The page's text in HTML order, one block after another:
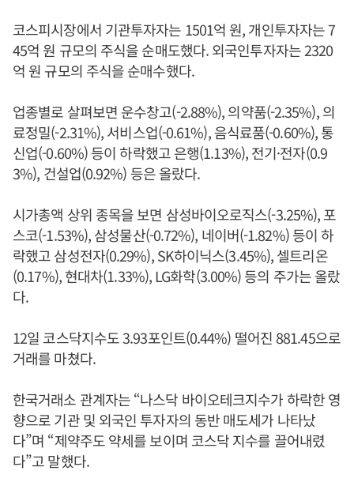
코스피시장에서 기관투자자는 1501억 원, 개인투자자는 7
45억 원 규모의 주식을 순매도했다. 외국인투자자는 2320
억 원 규모의 주식을 순매수했다.
업종별로 살펴보면 운수창고(-2.88%), 의약품(-2.35%), 의
료정밀(-2.31%), 서비스업(-0.61%), 음식료품(-0.60%), 통
신업(-0.60%) 등이 하락했고 은행(1.13%), 전기·전자(0.9
3%), 건설업(0.92%) 등은 올랐다.
시가총액 상위 종목을 보면 삼성바이오로직스(-3.25%), 포
스코(-1.53%), 삼성물산(-0.72%), 네이버(-1.82%) 등이 하
락했고 삼성전자(0.29%), SK하이닉스(3.45%), 셀트리온
(0.17%), 현대차(1.33%), LG화학(3.00%) 등의 주가는 올랐
다.
12일 코스닥지수도 3.93포인트(0.44%) 떨어진 881.45으로
거래를 마쳤다.
한국거래소 관계자는 “나스닥 바이오테크지수가 하락한 영
향으로 기관 및 외국인 투자자의 동반 매도세가 나타났
다”며 “제약주도 약세를 보이며 코스닥 지수를 끌어내렸
다”고 말했다.